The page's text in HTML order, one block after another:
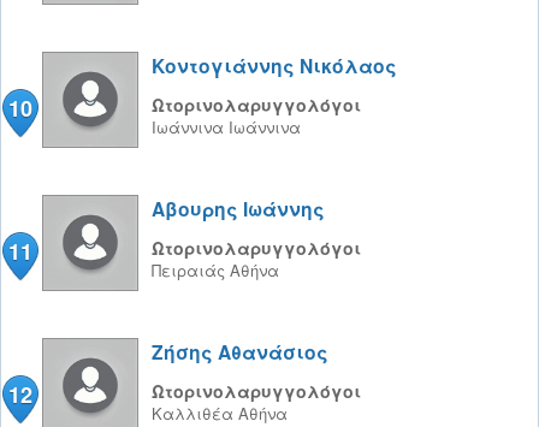
10
Κοντογιάννης Νικόλαος
Ωτορινολαρυγγολόγοι
Ιωάννινα Ιωάννινα
11
Αβουρης Ιωάννης
Ωτορινολαρυγγολόγοι
Πειραιάς Αθήνα
12
Ζήσης Αθανάσιος
Ωτορινολαρυγγολόγοι
Καλλιθέα Αθήνα